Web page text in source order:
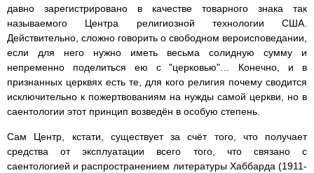
давно зарегистрировано в качестве товарного знака так
называемого Центра религиозной технологии США.
Действительно, сложно говорить о свободном вероисповедании,
если для него нужно иметь весьма солидную сумму и
непременно поделиться ею с "церковью"… Конечно, и в
признанных церквях есть те, для кого религия почему сводится
исключительно к пожертвованиям на нужды самой церкви, но в
саентологии этот принцип возведён в особую степень.
Сам Центр, кстати, существует за счёт того, что получает
средства от эксплуатации всего того, что связано с
саентологией и распространением литературы Хаббарда (1911-